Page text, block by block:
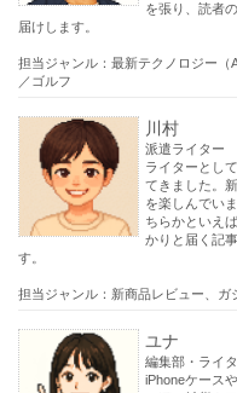
を張り、読者
届けします。
担当ジャンル：最新テクノロジー（
／ゴルフ
川村
派遣ライター
ライターとし
てきました。
を楽しんでい
ちらかといえ
かりと届く記
す。
担当ジャンル：新商品レビュー、ガ
ユナ
編集部・ライ
iPhoneケース